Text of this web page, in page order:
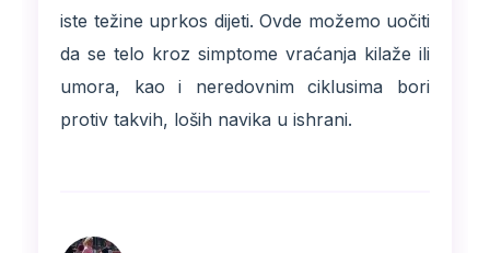
iste težine uprkos dijeti. Ovde možemo uočiti
da se telo kroz simptome vraćanja kilaže ili
umora, kao i neredovnim ciklusima bori
protiv takvih, loših navika u ishrani.